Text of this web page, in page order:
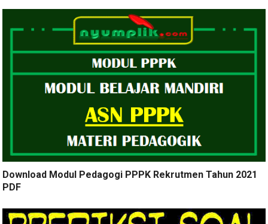
Download Modul Pedagogi PPPK Rekrutmen Tahun 2021
PDF